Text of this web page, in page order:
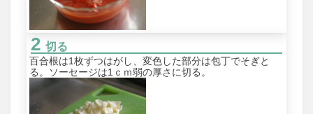
切る
百合根は1枚ずつはがし、変色した部分は包丁でそぎと
る。ソーセージは1ｃｍ弱の厚さに切る。